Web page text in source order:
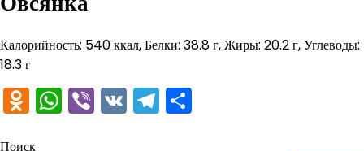
Калорийность: 540 ккал, Белки: 38.8 г, Жиры: 20.2 г, Углеводы:
18.3 г
Odnoklassniki
WhatsApp
Viber
VKTelegram
Поиск